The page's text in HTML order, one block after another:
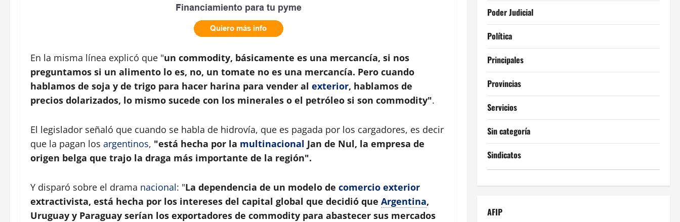
En la misma línea explicó que "un commodity, básicamente es una mercancía, si nos
preguntamos si un alimento lo es, no, un tomate no es una mercancía. Pero cuando
hablamos de soja y de trigo para hacer harina para vender al exterior, hablamos de
precios dolarizados, lo mismo sucede con los minerales o el petróleo si son commodity".
El legislador señaló que cuando se habla de hidrovía, que es pagada por los cargadores, es decir
que la pagan los argentinos, "está hecha por la multinacional Jan de Nul, la empresa de
origen belga que trajo la draga más importante de la región".
Y disparó sobre el drama nacional: "La dependencia de un modelo de comercio exterior
extractivista, está hecha por los intereses del capital global que decidió que Argentina,
Uruguay y Paraguay serían los exportadores de commodity para abastecer sus mercados
Poder Judicial
Política
Principales
Provincias
Servicios
Sin categoría
Sindicatos
AFIP